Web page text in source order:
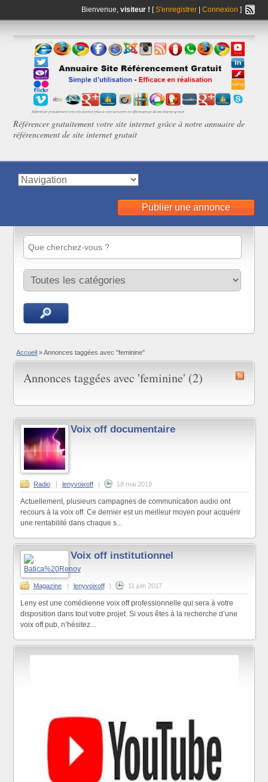
Bienvenue, visiteur ! [S'enregistrer| Connexion ]
Référencer gratuitement votre site internet grâce à notre annuaire de
référencement de site internet gratuit
Publier une annonce
Accueil » Annonces taggées avec "feminine"
Annonces taggées avec 'feminine' (2)
Voix off documentaire
Radio | lenyvoixoff | 18 mai 2019
Actuellement, plusieurs campagnes de communication audio ont
recours à la voix off. Ce dernier est un meilleur moyen pour acquérir
une rentabilité dans chaque s...
Voix off institutionnel
Magazine | lenyvoixoff | 11 juin 2017
Leny est une comédienne voix off professionnelle qui sera à votre
disposition dans tout votre projet. Si vous êtes à la recherche d’une
voix off pub, n’hésitez...